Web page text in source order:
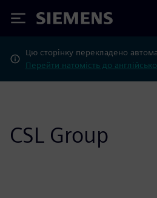
Siemens
Цю сторінку перекладено
Перейти натомість до
CSL Group